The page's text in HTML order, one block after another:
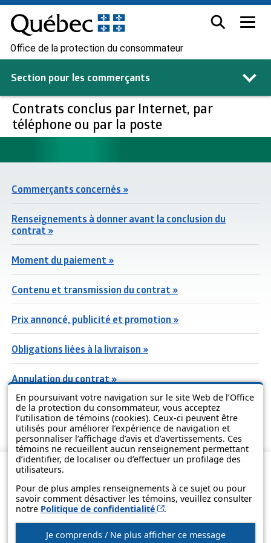
En poursuivant votre navigation sur le site Web de l’Office
de la protection du consommateur, vous acceptez
l’utilisation de témoins (cookies). Ceux-ci peuvent être
utilisés pour améliorer l’expérience de navigation et
personnaliser l’affichage d’avis et d’avertissements. Ces
témoins ne recueillent aucun renseignement permettant
d’identifier, de localiser ou d’effectuer un profilage des
utilisateurs.
Pour de plus amples renseignements à ce sujet ou pour
savoir comment désactiver les témoins, veuillez consulter
notre Politique de confidentialité Cet hyperlien s’ouvrira
.
Je comprends / Ne plus afficher ce message
Office de la protection du consommateur
Section pour les commerçants
Contrats conclus par Internet, par
téléphone ou par la poste
Commerçants concernés »
Renseignements à donner avant la conclusion du
contrat »
Moment du paiement »
Contenu et transmission du contrat »
Prix annoncé, publicité et promotion »
Obligations liées à la livraison »
Annulation du contrat »
Garanties offertes sur le bien »